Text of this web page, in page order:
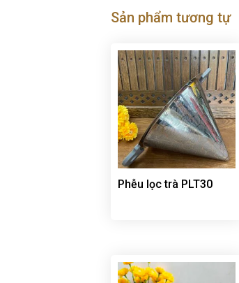
Sản phẩm tương tự
Phễu lọc trà PLT30